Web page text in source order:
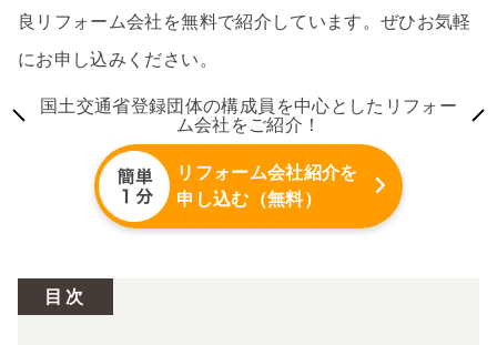
良リフォーム会社を無料で紹介しています。ぜひお気軽
にお申し込みください。
国土交通省登録団体の構成員を中心としたリフォー
ム会社をご紹介！
リフォーム会社紹介を
申し込む（無料）
目次